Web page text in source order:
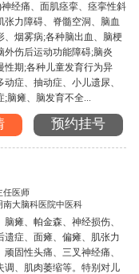
经痛、面肌痉挛、痉挛性斜
张力障碍、脊髓空洞、脑血
、烟雾病;各种脑出血、脑梗
外伤后运动功能障碍;脑炎
性期;各种儿童发育行为异
动症、抽动症、小儿遗尿、
;脑瘫、脑发育不全...
预约挂号
任医师
南大脑科医院中医科
脑瘫、帕金森、神经损伤、
遗症、面瘫、偏瘫、肌张力
顽固性头痛、三叉神经痛、
调、肌肉萎缩等。特别对儿